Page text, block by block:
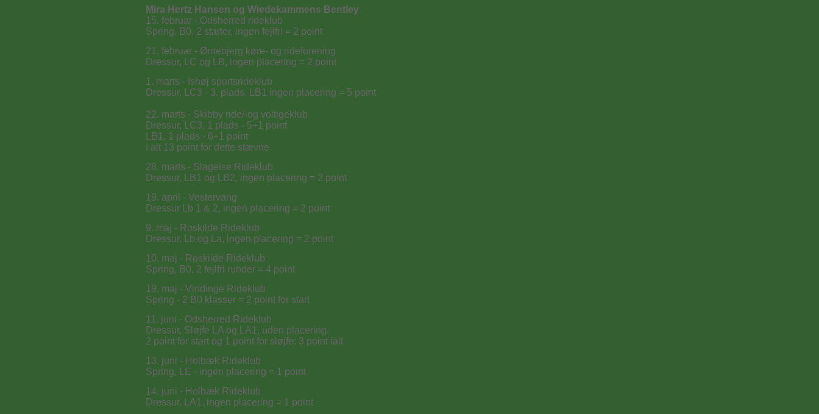
Mira Hertz Hansen og Wiedekammens Bentley
15. februar - Odsherred rideklub
Spring, B0, 2 starter, ingen fejlfri = 2 point
21. februar - Ørnebjerg køre- og rideforening
Dressur, LC og LB, ingen placering = 2 point
1. marts - Ishøj sportsrideklub
Dressur, LC3 - 3. plads, LB1 ingen placering = 5 point
22. marts - Skibby ride/-og voltigeklub
Dressur, LC3, 1 plads - 5+1 point
LB1, 1 plads - 6+1 point
I alt 13 point for dette stævne
28. marts - Slagelse Rideklub
Dressur, LB1 og LB2, ingen placering = 2 point
19. april - Vestervang
Dressur Lb 1 & 2, ingen placering = 2 point
9. maj - Roskilde Rideklub
Dressur, Lb og La, ingen placering = 2 point
10. maj - Roskilde Rideklub
Spring, B0, 2 fejlfri runder = 4 point
19. maj - Vindinge Rideklub
Spring - 2 B0 klasser = 2 point for start
11. juni - Odsherred Rideklub
Dressur, Sløjfe LA og LA1, uden placering.
2 point for start og 1 point for sløjfe: 3 point ialt
13. juni - Holbæk Rideklub
Spring, LE - ingen placering = 1 point
14. juni - Holbæk Rideklub
Dressur, LA1, ingen placering = 1 point